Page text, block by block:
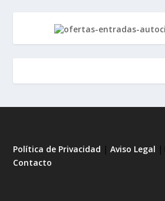
Política de Privacidad |Aviso Legal |
Contacto